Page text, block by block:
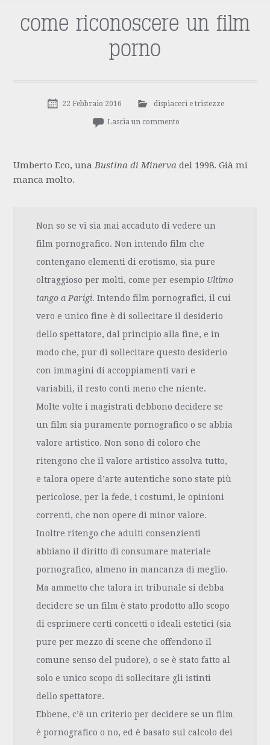
come riconoscere un film
porno
22 Febbraio 2016 dispiaceri e tristezze
Lascia un commento
Umberto Eco, unaBustina di Minerva del 1998. Già mi
manca molto.
Non so se vi sia mai accaduto di vedere un
film pornografico. Non intendo film che
contengano elementi di erotismo, sia pure
oltraggioso per molti, come per esempio Ultimo
tango a Parigi. Intendo film pornografici, il cui
vero e unico fine è di sollecitare il desiderio
dello spettatore, dal principio alla fine, e in
modo che, pur di sollecitare questo desiderio
con immagini di accoppiamenti vari e
variabili, il resto conti meno che niente.
Molte volte i magistrati debbono decidere se
un film sia puramente pornografico o se abbia
valore artistico. Non sono di coloro che
ritengono che il valore artistico assolva tutto,
e talora opere d’arte autentiche sono state più
pericolose, per la fede, i costumi, le opinioni
correnti, che non opere di minor valore.
Inoltre ritengo che adulti consenzienti
abbiano il diritto di consumare materiale
pornografico, almeno in mancanza di meglio.
Ma ammetto che talora in tribunale si debba
decidere se un film è stato prodotto allo scopo
di esprimere certi concetti o ideali estetici (sia
pure per mezzo di scene che offendono il
comune senso del pudore), o se è stato fatto al
solo e unico scopo di sollecitare gli istinti
dello spettatore.
Ebbene, c’è un criterio per decidere se un film
è pornografico o no, ed è basato sul calcolo dei